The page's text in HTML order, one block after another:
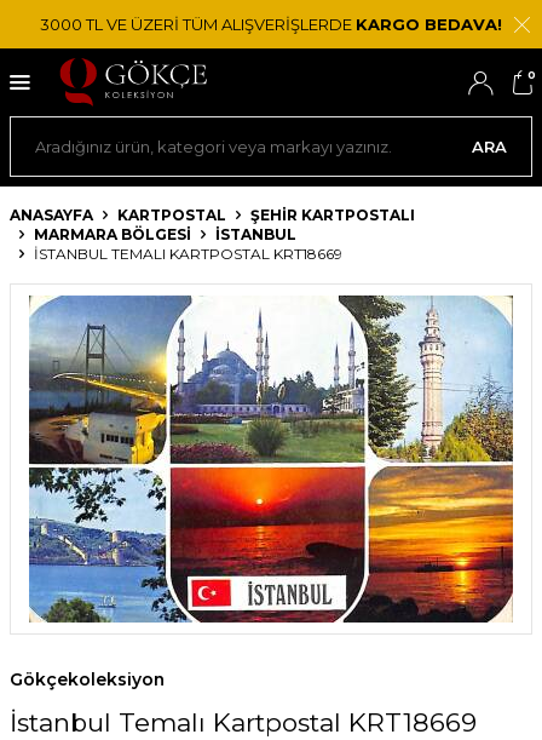
3000 TL VE ÜZERİ TÜM ALIŞVERİŞLERDE KARGO BEDAVA!
ARA
0
ANASAYFA KARTPOSTAL
ŞEHIR KARTPOSTALI
MARMARA BÖLGESI
İSTANBUL
İSTANBUL TEMALI KARTPOSTAL KRT18669
Gökçekoleksiyon
İstanbul Temalı Kartpostal KRT18669